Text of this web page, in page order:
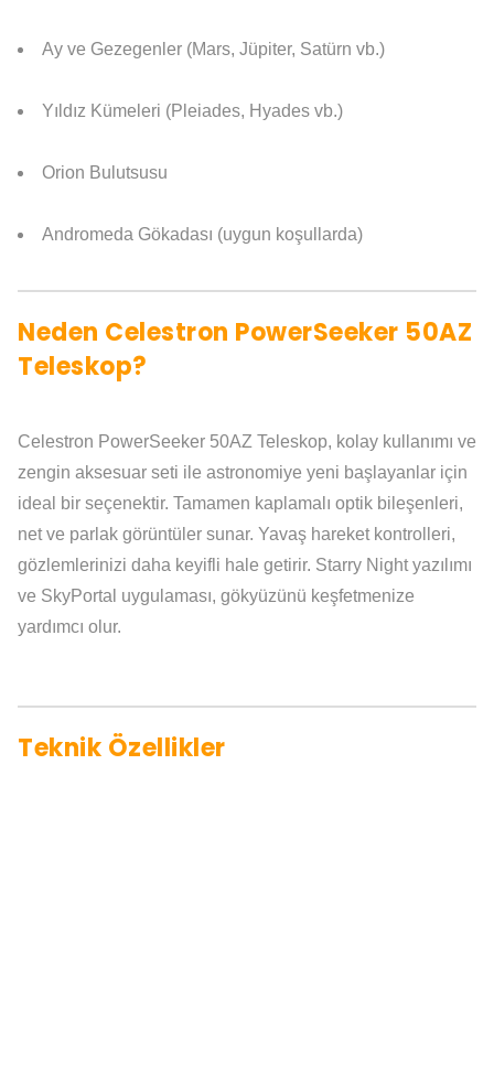
Ay ve Gezegenler (Mars, Jüpiter, Satürn vb.)
Yıldız Kümeleri (Pleiades, Hyades vb.)
Orion Bulutsusu
Andromeda Gökadası (uygun koşullarda)
Neden Celestron PowerSeeker 50AZ
Teleskop?
Celestron PowerSeeker 50AZ Teleskop, kolay kullanımı ve
zengin aksesuar seti ile astronomiye yeni başlayanlar için
ideal bir seçenektir. Tamamen kaplamalı optik bileşenleri,
net ve parlak görüntüler sunar. Yavaş hareket kontrolleri,
gözlemlerinizi daha keyifli hale getirir. Starry Night yazılımı
ve SkyPortal uygulaması, gökyüzünü keşfetmenize
yardımcı olur.
Teknik Özellikler